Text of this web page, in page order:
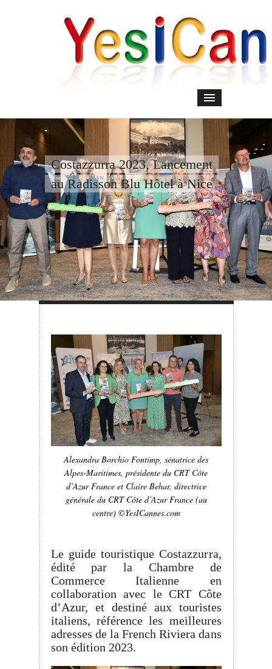
Costazzurra 2023, Lancement
au Radisson Blu Hôtel à Nice
Alexandra Borchio Fontimp, sénatrice des
Alpes-Maritimes, présidente du CRT Côte
d’Azur France et Claire Behar, directrice
générale du CRT Côte d’Azur France (au
centre) ©YesICannes.com
Le guide touristique Costazzurra,
édité par la Chambre de
Commerce Italienne en
collaboration avec le CRT Côte
d’Azur, et destiné aux touristes
italiens, référence les meilleures
adresses de la French Riviera dans
son édition 2023.